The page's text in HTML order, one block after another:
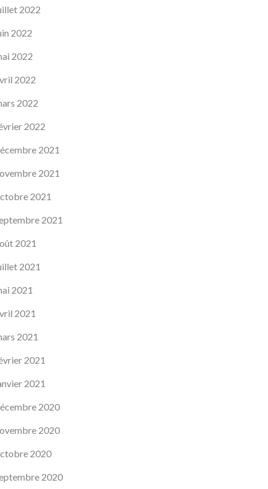
2022
2022
2022
2022
2022
2022
2021
2021
2021
2021
2021
2021
2021
2021
2021
2021
2021
2020
2020
2020
2020